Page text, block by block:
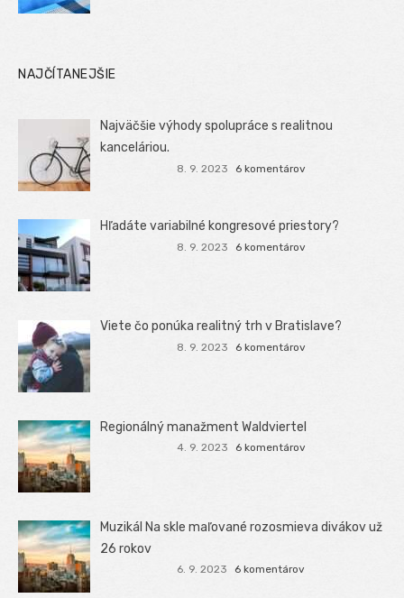
NAJČÍTANEJŠIE
Najväčšie výhody spolupráce s realitnou
kanceláriou.
8. 9. 2023 6 komentárov
Hľadáte variabilné kongresové priestory?
8. 9. 2023 6 komentárov
Viete čo ponúka realitný trh v Bratislave?
8. 9. 2023 6 komentárov
Regionálný manažment Waldviertel
4. 9. 2023 6 komentárov
Muzikál Na skle maľované rozosmieva divákov už
26 rokov
6. 9. 2023 6 komentárov